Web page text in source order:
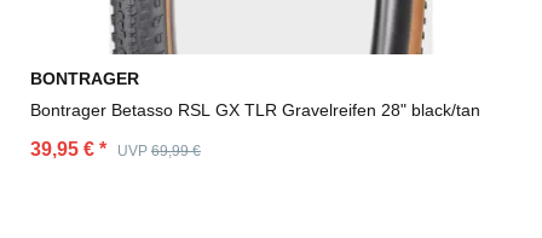
BONTRAGER
Bontrager Betasso RSL GX TLR Gravelreifen 28" black/tan
39,95 € * UVP 69,99 €